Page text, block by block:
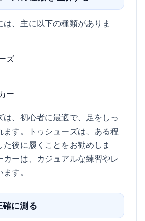
、主に以下の種類がありま
ズ
ー
は、初心者に最適で、足をしっ
す。トゥシューズは、ある程
後に履くことをお勧めしま
ーは、カジュアルな練習やレ
す。
に測る